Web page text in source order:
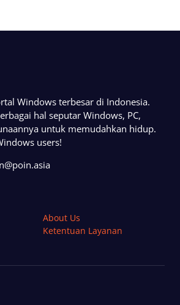
Windows terbesar di Indonesia.
hal seputar Windows, PC,
untuk memudahkan hidup.
users!
About Us
Ketentuan Layanan